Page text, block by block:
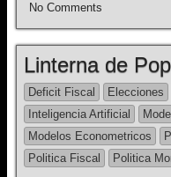
No Comments
Linterna de
Deficit Fiscal Elecciones
Inteligencia Artificial
Modelos Econometricos
Politica Fiscal
Politica